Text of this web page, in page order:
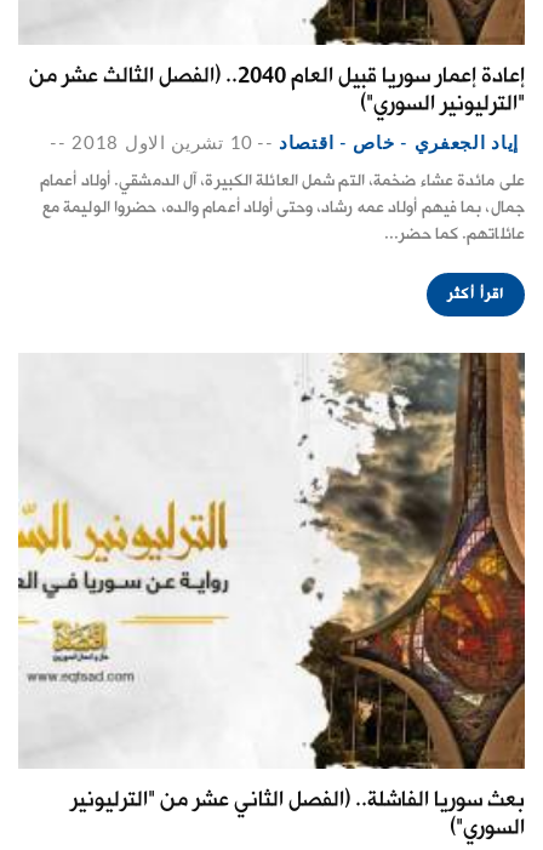
إعادة إعمار سوريا قبيل العام 2040.. (الفصل الثالث عشر من
"الترليونير السوري")
إياد الجعفري - خاص - اقتصاد -- 10 تشرين الاول 2018 --
على مائدة عشاء ضخمة، التم شمل العائلة الكبيرة، آل الدمشقي. أولاد أعمام
جمال، بما فيهم أولاد عمه رشاد، وحتى أولاد أعمام والده، حضروا الوليمة مع
عائلاتهم. كما حضر...
اقرأ أكثر
بعث سوريا الفاشلة.. (الفصل الثاني عشر من "الترليونير
السوري")